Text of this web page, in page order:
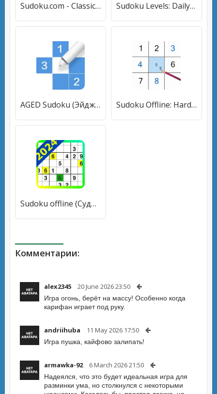
Sudoku.com - Classic Sudoku [МОД Mega Pack] APK Android Sudoku Levels: Daily Puzzles [МОД Все открыто] APK Android
AGED Sudoku (Эйджд Судоку) [МОД Premium] APK Android Sudoku Offline: Hard Puzzles (Судоку Оффлайн) [МОД Unlocked] APK Android
Sudoku offline (Судоку оффлайн) [МОД Меню] APK Android
Комментарии:
alex2345 20 June 2026 23:50
Игра огонь, берёт на массу! Особенно когда
карифан играет под руку.
andriihuba 11 May 2026 17:50
Игра пушка, кайфово залипать!
armawka-92 6 March 2026 21:50
Надеялся, что это будет идеальная игра для
разминки ума, но столкнулся с некоторыми